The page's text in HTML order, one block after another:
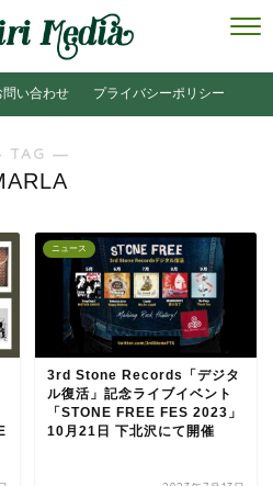
問い合わせ プライバシーポリシー
TAG ―
ニュース
3rd Stone Records「デジタ
ル復活」記念ライブイベント
「STONE FREE FES 2023」
10月21日 下北沢にて開催